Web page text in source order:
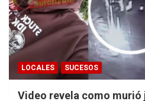
LOCALES SUCESOS
Video revela como